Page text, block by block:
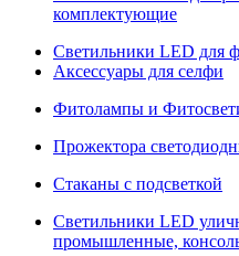
комплектующие
Светильники LED для
Аксессуары для селфи
Фитолампы и
Прожектора
Стаканы с подсветкой
Светильники LED
промышленные,